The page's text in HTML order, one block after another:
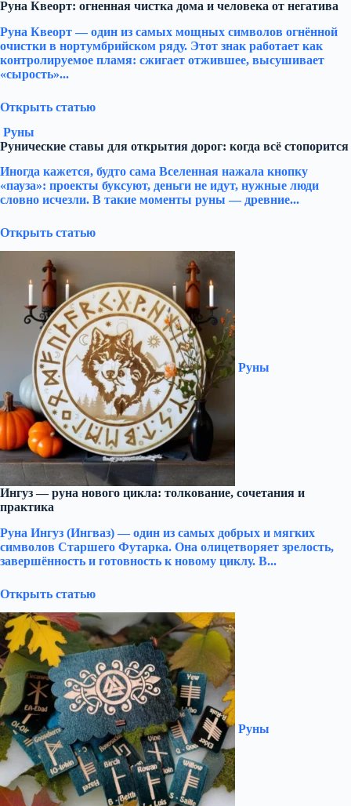
Руна Квеорт: огненная чистка дома и человека от негатива
Руна Квеорт — один из самых мощных символов огнённой
очистки в нортумбрийском ряду. Этот знак работает как
контролируемое пламя: сжигает отжившее, высушивает
«сырость»...
Открыть статью
Руны
Рунические ставы для открытия дорог: когда всё стопорится
Иногда кажется, будто сама Вселенная нажала кнопку
«пауза»: проекты буксуют, деньги не идут, нужные люди
словно исчезли. В такие моменты руны — древние...
Открыть статью
Руны
Ингуз — руна нового цикла: толкование, сочетания и
практика
Руна Ингуз (Ингваз) — один из самых добрых и мягких
символов Старшего Футарка. Она олицетворяет зрелость,
завершённость и готовность к новому циклу. В...
Открыть статью
Руны